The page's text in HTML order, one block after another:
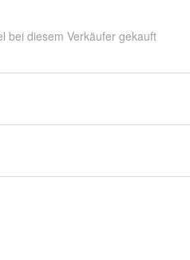
bei diesem Verkäufer gekauft